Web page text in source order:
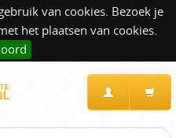
van cookies. Bezoek je
het plaatsen van cookies.